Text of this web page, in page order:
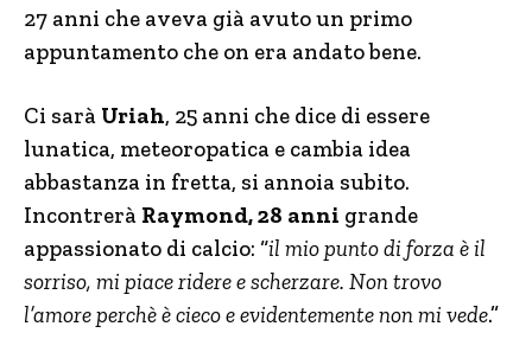
27 anni che aveva già avuto un primo
appuntamento che on era andato bene.
Ci sarà Uriah, 25 anni che dice di essere
lunatica, meteoropatica e cambia idea
abbastanza in fretta, si annoia subito.
Incontrerà Raymond, 28 anni grande
appassionato di calcio: “il mio punto di forza è il
sorriso, mi piace ridere e scherzare. Non trovo
l’amore perchè è cieco e evidentemente non mi vede.”